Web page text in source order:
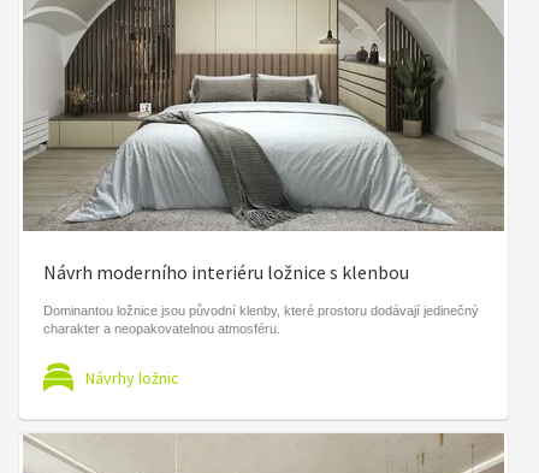
Návrh moderního interiéru ložnice s klenbou
Dominantou ložnice jsou původní klenby, které prostoru dodávají jedinečný
charakter a neopakovatelnou atmosféru.
Návrhy ložnic